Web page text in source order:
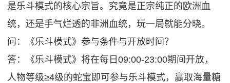
是乐斗模式的核心宗旨。究竟是正宗纯正的欧洲血
统，还是手气烂透的非洲血统，玩一局就能分晓。
问：《乐斗模式》参与条件与开放时间？
答：《乐斗模式》将在每日09:00-23:00期间开放，
人物等级≥4级的蛇宝即可参与乐斗模式，赢取海量糖